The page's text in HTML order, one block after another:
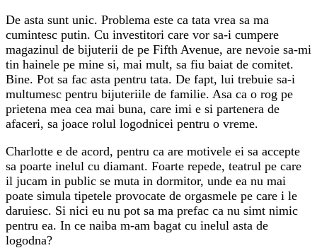
De asta sunt unic. Problema este ca tata vrea sa ma
cumintesc putin. Cu investitori care vor sa-i cumpere
magazinul de bijuterii de pe Fifth Avenue, are nevoie sa-mi
tin hainele pe mine si, mai mult, sa fiu baiat de comitet.
Bine. Pot sa fac asta pentru tata. De fapt, lui trebuie sa-i
multumesc pentru bijuteriile de familie. Asa ca o rog pe
prietena mea cea mai buna, care imi e si partenera de
afaceri, sa joace rolul logodnicei pentru o vreme.
Charlotte e de acord, pentru ca are motivele ei sa accepte
sa poarte inelul cu diamant. Foarte repede, teatrul pe care
il jucam in public se muta in dormitor, unde ea nu mai
poate simula tipetele provocate de orgasmele pe care i le
daruiesc. Si nici eu nu pot sa ma prefac ca nu simt nimic
pentru ea. In ce naiba m-am bagat cu inelul asta de
logodna?